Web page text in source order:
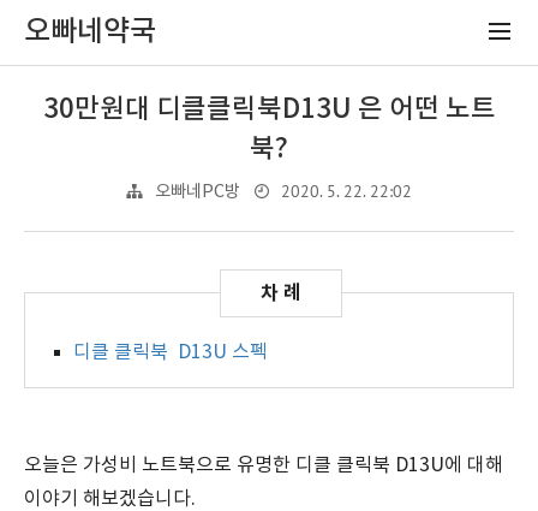
오빠네약국
30만원대 디클클릭북D13U 은 어떤 노트
북?
오빠네PC방 2020. 5. 22. 22:02
디클 클릭북 D13U 스펙
오늘은 가성비 노트북으로 유명한 디클 클릭북 D13U에 대해
이야기 해보겠습니다.